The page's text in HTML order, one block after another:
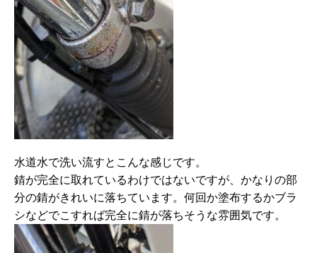
水道水で洗い流すとこんな感じです。
錆が完全に取れているわけではないですが、かなりの部
分の錆がきれいに落ちています。何回か塗布するかブラ
シなどでこすれば完全に錆が落ちそうな雰囲気です。